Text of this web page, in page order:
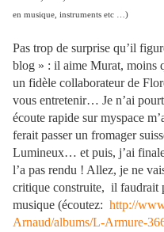
en musique, instruments etc …)
Pas trop de surprise qu’il
blog » : il aime Murat, moins
un fidèle collaborateur de
vous entretenir… Je n’ai
écoute rapide sur myspace
ferait passer un fromager
Lumineux… et puis, j’ai
l’a pas rendu ! Allez, je ne
critique construite, il faudrait
musique (écoutez: http://
Arnaud/albums/L-Armure-